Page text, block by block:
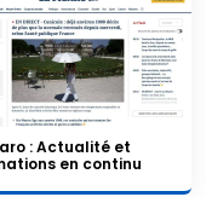
: Actualité et
en continu